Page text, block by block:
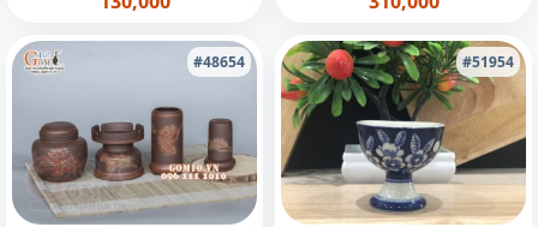
#48654 #51954